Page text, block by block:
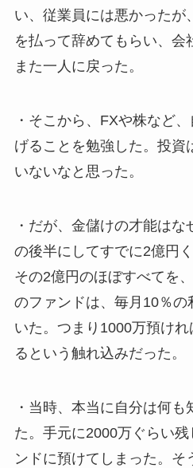
い、従業員には悪かったが
を払って辞めてもらい、会
また一人に戻った。
・そこから、FXや株など
げることを勉強した。投資
いないなと思った。
・だが、金儲けの才能は
の後半にしてすでに2億円
その2億円のほぼすべてを
のファンドは、毎月10％の
いた。つまり1000万預けれ
るという触れ込みだった。
・当時、本当に自分は何も
た。手元に2000万ぐらい
ンドに預けてしまった。そ